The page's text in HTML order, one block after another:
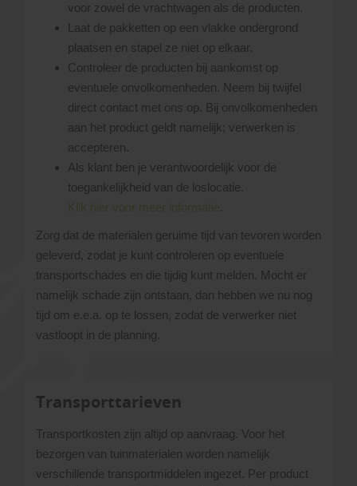
voor zowel de vrachtwagen als de producten.
Laat de pakketten op een vlakke ondergrond
plaatsen en stapel ze niet op elkaar.
Controleer de producten bij aankomst op
eventuele onvolkomenheden. Neem bij twijfel
direct contact met ons op. Bij onvolkomenheden
aan het product geldt namelijk; verwerken is
accepteren.
Als klant ben je verantwoordelijk voor de
toegankelijkheid van de loslocatie.
Klik hier voor meer informatie
Zorg dat de materialen geruime tijd van tevoren worden
geleverd, zodat je kunt controleren op eventuele
transportschades en die tijdig kunt melden. Mocht er
namelijk schade zijn ontstaan, dan hebben we nu nog
tijd om e.e.a. op te lossen, zodat de verwerker niet
vastloopt in de planning.
Transporttarieven
Transportkosten zijn altijd op aanvraag. Voor het
bezorgen van tuinmaterialen worden namelijk
verschillende transportmiddelen ingezet. Per product